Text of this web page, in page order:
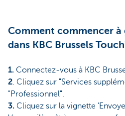
Comment commencer à
dans KBC Brussels
1. Connectez-vous à KBC
2. Cliquez sur "Services
"Professionnel".
3. Cliquez sur la vignette